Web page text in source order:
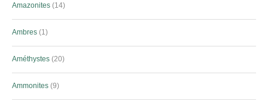
Amazonites 14
Ambres 1
Améthystes 20
Ammonites 9